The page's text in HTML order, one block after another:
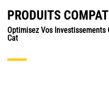
PRODUITS
Optimisez Vos Investissements
Cat